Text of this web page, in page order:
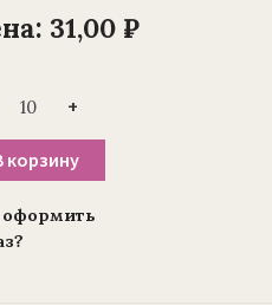
31,00 ₽
товара
для
венка
(1010237)
полянка
«Круг
средний»
+
корзину
оформить